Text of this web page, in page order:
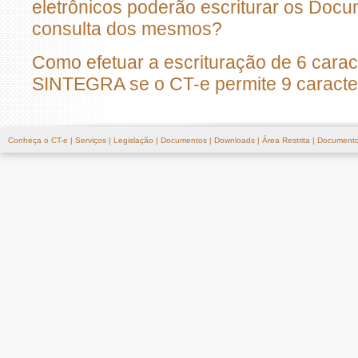
eletrônicos poderão escriturar os
consulta dos mesmos?
Como efetuar a escrituração de 6
SINTEGRA se o CT-e permite 9
Conheça o CT-e | Serviços | Legislação | Documentos | Downloads | Área Restrita |